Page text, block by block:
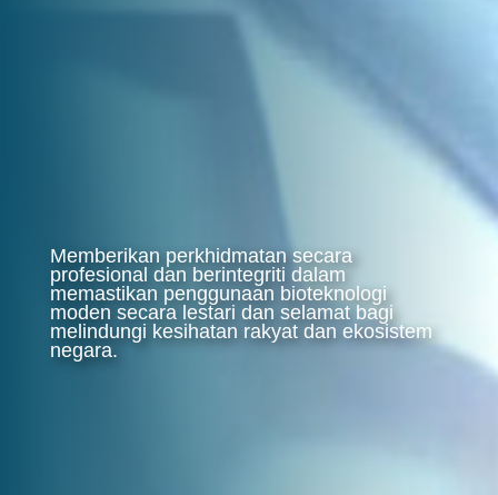
Memberikan perkhidmatan secara
profesional dan berintegriti dalam
memastikan penggunaan bioteknologi
moden secara lestari dan selamat bagi
melindungi kesihatan rakyat dan ekosistem
negara.